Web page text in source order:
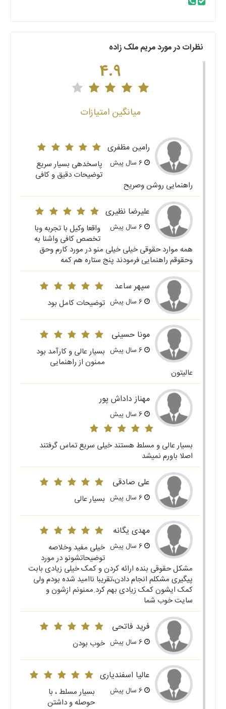
نظرات در مورد مریم ملک زاده
4.9
میانگین امتیازات
رامین مظفری
پاسخدهی بسیار سریع
توضیحات دقیق و کافی
راهنمایی روشن وصریح
علیرضا نظیری
واقعا وکیل با تجربه وبا
تخصص کافی واشنا به
همه موارد حقوقی خیلی خیلی منو در مورد کارم وحق
وحقوقم راهنمایی فرمودند پنج ستاره هم کمه
سپهر ساعد
توضیحات کامل بود
مونا حسینی
بسیار عالی و کارآمد بود
ممنون از راهنمایی
عالیتون
مهناز داداش پور
بسیار عالی و مسلط هستند خیلی سریع تماس گرفتند
اصلا باورم نمیشد
علی صادقی
بسیار عالی
مهدی یگانه
خیلی مفید وخلاصه
توضیحاتشونو در مورد
مشکل حقوقی بنده ارائه کردن و کمک خیلی زیادی بابت
پیگیری مشکلم انجام دادن،تقریبا ناامید شده بودم ولی
کمک ایشون کمک زیادی بهم کرد.ممنونم ازشون و
سایت خوب شما
فرید فاتحی
خوب بودن
عالیا اسفندیاری
بسیار مسلط ، با
حوصله و داشتن